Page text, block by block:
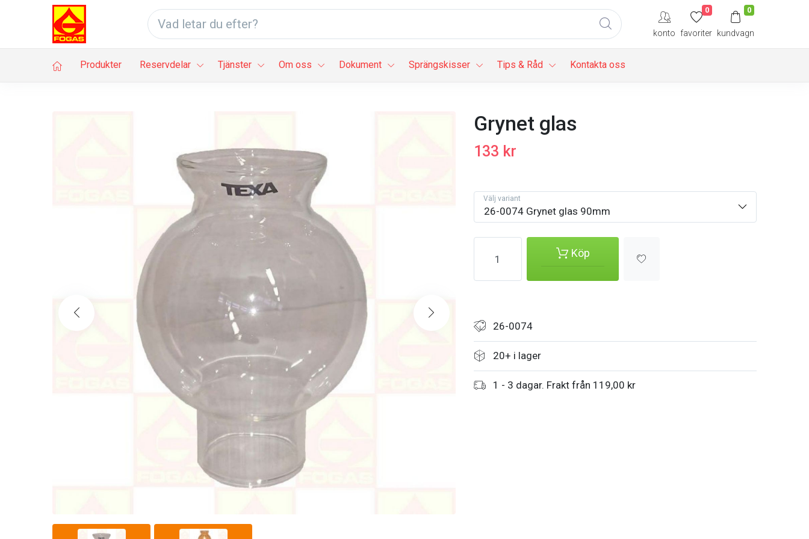
konto
0
favoriter
0
kundvagn
Produkter Reservdelar Tjänster Om oss Dokument Sprängskisser Tips & Råd Kontakta oss
Grynet glas
133 kr
26-0074 Grynet glas 90mm
Välj variant
Köp
26-0074
20+ i lager
1 - 3 dagar. Frakt från 119,00 kr